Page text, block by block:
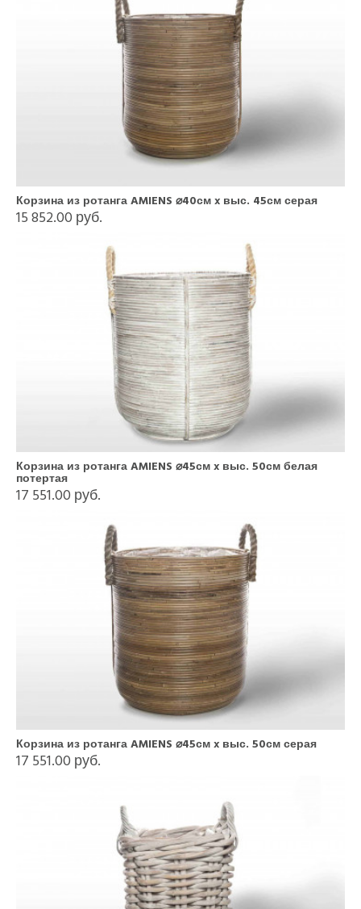
Корзина из ротанга AMIENS ⌀40см x выс. 45см серая
15 852.00 руб.
Корзина из ротанга AMIENS ⌀45см x выс. 50см белая
потертая
17 551.00 руб.
Корзина из ротанга AMIENS ⌀45см x выс. 50см серая
17 551.00 руб.